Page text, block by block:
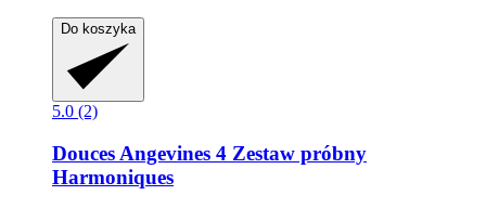
Do koszyka
5.0 (2)
Douces Angevines 4 Zestaw próbny
Harmoniques